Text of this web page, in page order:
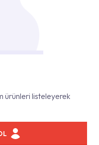
ürünleri listeleyerek